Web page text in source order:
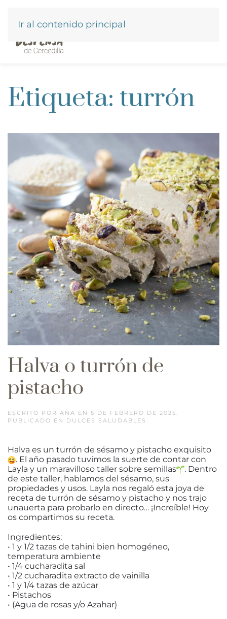
Ir al contenido principal
Etiqueta: turrón
Halva o turrón de
pistacho
ESCRITO POR ANA EN 5 DE FEBRERO DE 2025 .
PUBLICADO EN DULCES SALUDABLES .
Halva es un turrón de sésamo y pistacho exquisito
. El año pasado tuvimos la suerte de contar con
Layla y un maravilloso taller sobre semillas
. Dentro
de este taller, hablamos del sésamo, sus
propiedades y usos. Layla nos regaló esta joya de
receta de turrón de sésamo y pistacho y nos trajo
unauerta para probarlo en directo… ¡Increíble! Hoy
os compartimos su receta.
Ingredientes:
• 1 y 1/2 tazas de tahini bien homogéneo,
temperatura ambiente
• 1/4 cucharadita sal
• 1/2 cucharadita extracto de vainilla
• 1 y 1/4 tazas de azúcar
• Pistachos
• (Agua de rosas y/o Azahar)